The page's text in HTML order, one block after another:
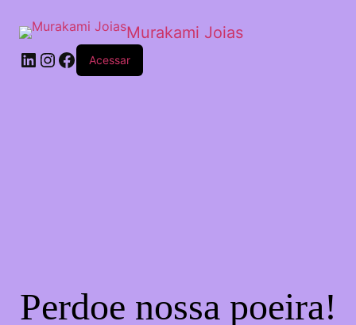
Murakami Joias
Acessar
Perdoe nossa poeira!